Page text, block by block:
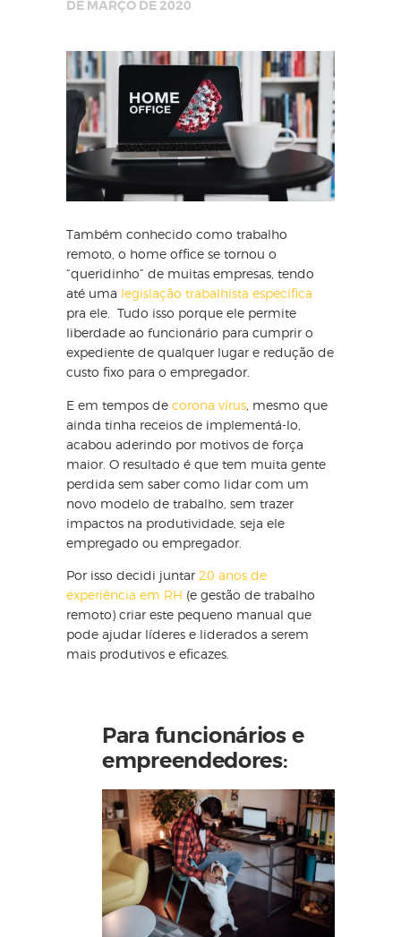
DE MARÇO DE 2020
Também conhecido como trabalho
remoto, o home office se tornou o
“queridinho” de muitas empresas, tendo
até uma legislação trabalhista específica
pra ele. Tudo isso porque ele permite
liberdade ao funcionário para cumprir o
expediente de qualquer lugar e redução de
custo fixo para o empregador.
E em tempos de corona vírus , mesmo que
ainda tinha receios de implementá-lo,
acabou aderindo por motivos de força
maior. O resultado é que tem muita gente
perdida sem saber como lidar com um
novo modelo de trabalho, sem trazer
impactos na produtividade, seja ele
empregado ou empregador.
Por isso decidi juntar 20 anos de
experiência em RH (e gestão de trabalho
remoto) criar este pequeno manual que
pode ajudar líderes e liderados a serem
mais produtivos e eficazes.
Para funcionários e
empreendedores: